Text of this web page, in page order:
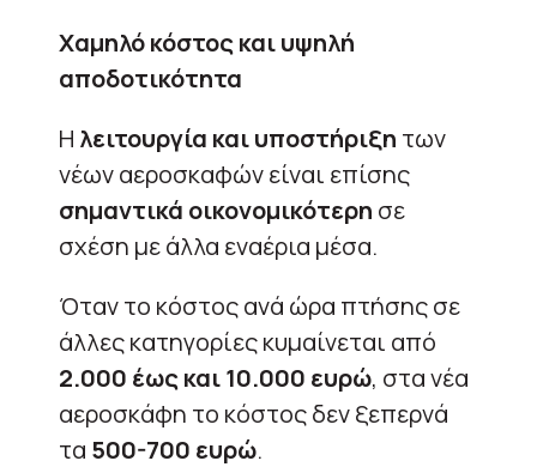
Χαμηλό κόστος και υψηλή
αποδοτικότητα
Η λειτουργία και υποστήριξη των
νέων αεροσκαφών είναι επίσης
σημαντικά οικονομικότερη σε
σχέση με άλλα εναέρια μέσα.
Όταν το κόστος ανά ώρα πτήσης σε
άλλες κατηγορίες κυμαίνεται από
2.000 έως και 10.000 ευρώ, στα νέα
αεροσκάφη το κόστος δεν ξεπερνά
τα 500-700 ευρώ.